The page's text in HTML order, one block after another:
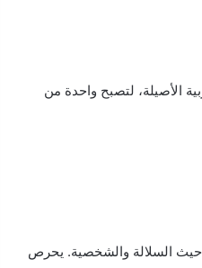
الأصيلة، لتصبح واحدة من
حيث السلالة والشخصية. يحرص